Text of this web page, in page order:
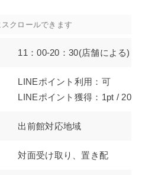
11：00-20：30(店舗による)
LINEポイント利用：可
LINEポイント獲得：1pt / 200
出前館対応地域
対面受け取り、置き配